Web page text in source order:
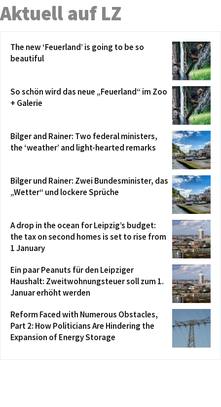
Aktuell auf LZ
The new ‘Feuerland’ is going to be so
beautiful
So schön wird das neue „Feuerland“ im Zoo
+ Galerie
Bilger and Rainer: Two federal ministers,
the ‘weather’ and light-hearted remarks
Bilger und Rainer: Zwei Bundesminister, das
„Wetter“ und lockere Sprüche
A drop in the ocean for Leipzig’s budget:
the tax on second homes is set to rise from
1 January
Ein paar Peanuts für den Leipziger
Haushalt: Zweitwohnungsteuer soll zum 1.
Januar erhöht werden
Reform Faced with Numerous Obstacles,
Part 2: How Politicians Are Hindering the
Expansion of Energy Storage